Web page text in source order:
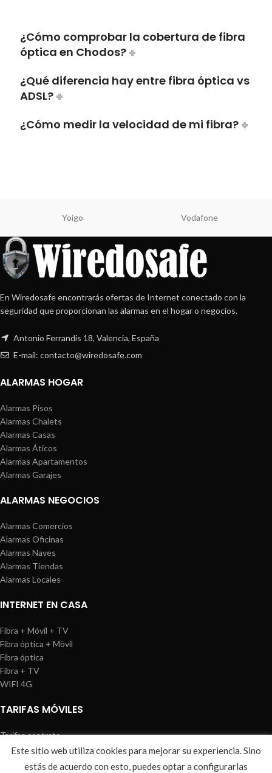
¿Cómo comprobar la cobertura de fibra
óptica en Chodos?
¿Qué diferencia hay entre fibra óptica vs
ADSL?
¿Cómo medir la velocidad de mi fibra?
Yoigo Vodafone
En Wiredosafe encontrarás ofertas de Internet conectado con la
seguridad que proporcionan las alarmas en el hogar o negocios.
Antonio Ferrandis 18, Valencia, España
E-mail: contacto@wiredosafe.com
ALARMAS HOGAR
Alarmas Pisos
Alarmas Chalets
Alarmas Casas
Alarmas Áticos
Alarmas Apartamentos
Alarmas Garajes
ALARMAS NEGOCIOS
Alarmas Comercios
Alarmas Oficinas
Alarmas Naves
Alarmas Tiendas
Alarmas Locales
INTERNET EN CASA
Fibra + Móvil + TV
Fibra óptica + Móvil
Fibra óptica
Fibra + TV
WIFI 4G
TARIFAS MÓVILES
Tarifas contrato
Tarifas prepago
WIREDOSAFE Aviso Legal Política de Cookies |Sitemap
Este sitio web utiliza cookies para mejorar su experiencia. Sino
estás de acuerdo con esto, puedes optar a configurarlas